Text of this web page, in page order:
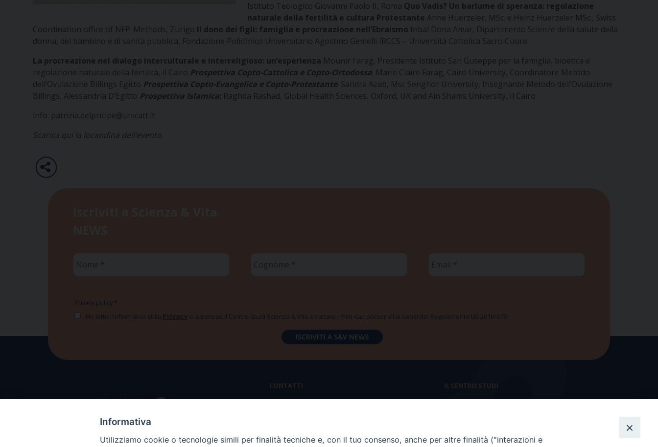
Istituto Teologico Giovanni Paolo II, Roma Quo Vadis? Un barlume di speranza: regolazione
naturale della fertilità e cultura Protestante Anne Huerzeler, MSc. e Heinz Huerzeler MSc., Swiss
Coordination office of NFP-Methods, Zurigo Il dono dei figli: famiglia e procreazione nell’Ebraismo Inbal Dona Amar, Dipartimento Scienze della salute della
donna, del bambino e di sanità pubblica, Fondazione Policlinico Universitario Agostino Gemelli IRCCS – Università Cattolica Sacro Cuore.
La procreazione nel dialogo interculturale e interreligioso: un’esperienza Mounir Farag, Presidente Istituto San Guseppe per la famiglia, bioetica e
regolazione naturale della fertilità, Il Cairo Prospettiva Copto-Cattolica e Copto-Ortodossa: Marie Claire Farag, Cairo University, Coordinatore Metodo
dell’Ovulazione Billings Egitto Prospettiva Copto-Evangelica e Copto-Protestante: Sandra Azab, Msc Senghor University, Insegnante Metodo dell’Ovulazione
Billings, Alessandria D’Egitto Prospettiva Islamica: Raghda Rashad, Global Health Sciences, Oxford, UK and Ain Shams University, Il Cairo
info: patrizia.delpricipe@unicatt.it
Scarica qui la locandina dell’evento.
Privacy policy *
Ho letto l'informativa sulla Privacy e autorizzo il Centro Studi Scienza & Vita a trattare i miei dati personali ai sensi del Regolamento UE 2016/679
CONTATTI IL CENTRO STUDI
Presidenza e ufficio presidenza
Informativa
Utilizziamo cookie o tecnologie simili per finalità tecniche e, con il tuo consenso, anche per altre finalità ("interazioni e